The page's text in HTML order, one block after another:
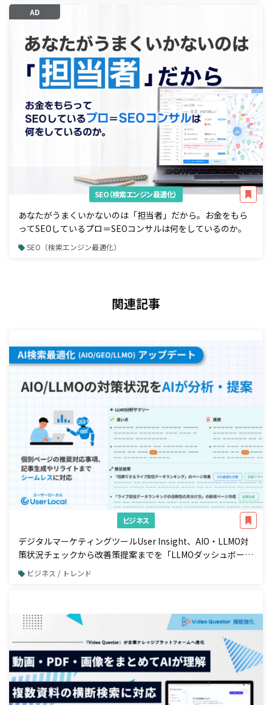
AD
SEO（検索エンジン最適化）
あなたがうまくいかないのは「担当者」だから。お金をもら
ってSEOしているプロ＝SEOコンサルは何をしているのか。
SEO（検索エンジン最適化）
関連記事
ビジネス
デジタルマーケティングツールUser Insight、AIO・LLMO対
策状況チェックから改善策提案までを「LLMOダッシュボー
ド」で一元管理
ビジネス / トレンド